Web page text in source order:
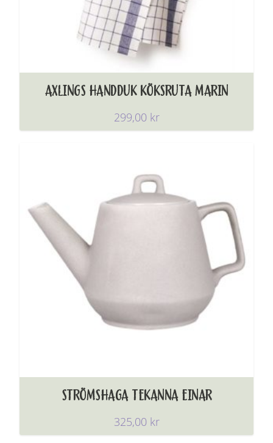
AXLINGS HANDDUK KÖKSRUTA MARIN
299,00 kr
STRÖMSHAGA TEKANNA EINAR
325,00 kr